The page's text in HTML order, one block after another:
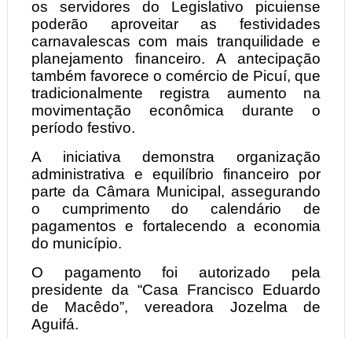
os servidores do Legislativo picuiense
poderão aproveitar as festividades
carnavalescas com mais tranquilidade e
planejamento financeiro. A antecipação
também favorece o comércio de Picuí, que
tradicionalmente registra aumento na
movimentação econômica durante o
período festivo.
A iniciativa demonstra organização
administrativa e equilíbrio financeiro por
parte da Câmara Municipal, assegurando
o cumprimento do calendário de
pagamentos e fortalecendo a economia
do município.
O pagamento foi autorizado pela
presidente da “Casa Francisco Eduardo
de Macêdo”, vereadora Jozelma de
Aguifá.